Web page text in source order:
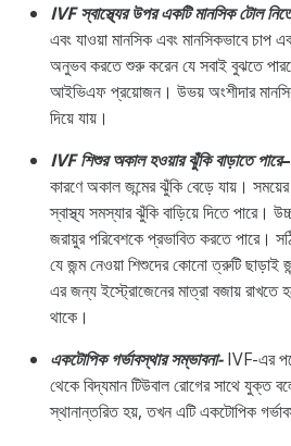
IVF স্বাস্থ্যের উপর একটি মানসিক টোল
এবং যাওয়া মানসিক এবং মানসিকভাবে
অনুভব করতে শুরু করেন যে সবাই বুঝতে
আইভিএফ প্রয়োজন। উভয় অংশীদার
দিয়ে যায়।
IVF শিশুর অকাল হওয়ার ঝুঁকি বাড়াতে পারে–
কারণে অকাল জন্মের ঝুঁকি বেড়ে যায়। সময়ের
স্বাস্থ্য সমস্যার ঝুঁকি বাড়িয়ে দিতে পারে।
জরায়ুর পরিবেশকে প্রভাবিত করতে পারে।
যে জন্ম নেওয়া শিশুদের কোনো ত্রুটি ছাড়াই
এর জন্য ইস্ট্রোজেনের মাত্রা বজায় রাখতে
থাকে।
একটোপিক গর্ভাবস্থার সম্ভাবনা-IVF-এর
থেকে বিদ্যমান টিউবাল রোগের সাথে যুক্ত
স্থানান্তরিত হয়, তখন এটি একটোপিক